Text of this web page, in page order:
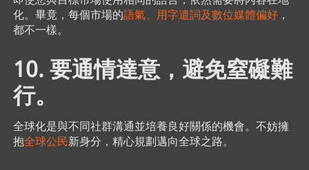
化。畢竟，每個市場的語氣、用字遣詞及數位媒體偏好，
都不一樣。
10. 要通情達意，避免窒礙難
行。
全球化是與不同社群溝通並培養良好關係的機會。不妨擁
抱全球公民新身分，精心規劃邁向全球之路。